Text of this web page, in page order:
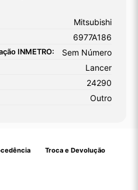
Mitsubishi
6977A186
INMETRO: Sem Número
Lancer
24290
Outro
Troca e Devolução